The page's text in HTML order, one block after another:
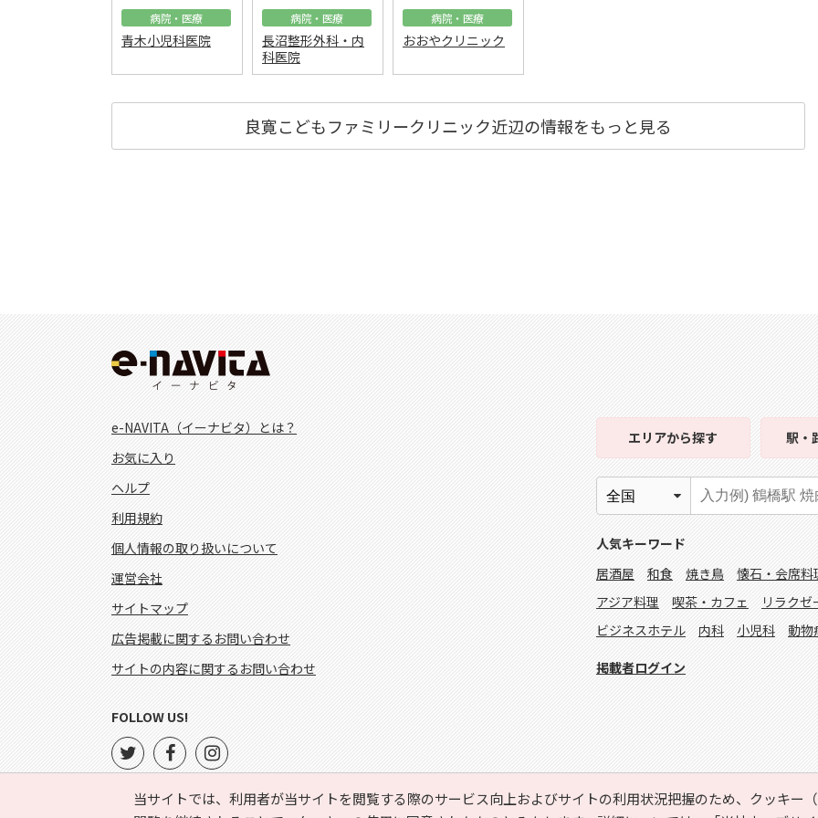
病院・医療
青木小児科医院
病院・医療
長沼整形外科・内
科医院
病院・医療
おおやクリニック
良寛こどもファミリークリニック近辺の情報をもっと見る
当サイトでは、利用者が当サイトを閲覧する際のサービス向上およびサイトの利用状況把握のため、クッキー
e-NAVITA（イーナビタ）とは？
お気に入り
ヘルプ
利用規約
個人情報の取り扱いについて
運営会社
サイトマップ
広告掲載に関するお問い合わせ
サイトの内容に関するお問い合わせ
エリアから探す 駅・
人気キーワード
居酒屋
和食 焼き鳥 懐石・会席料
アジア料理
喫茶・カフェ リラクゼ
ビジネスホテル
内科 小児科 動物
掲載者ログイン
FOLLOW US!